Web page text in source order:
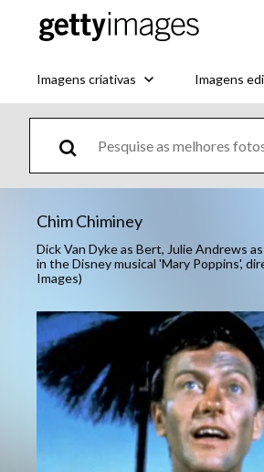
Imagens criativas Imagens
Chim Chiminey
Dick Van Dyke as Bert, Julie Andrews
in the Disney musical 'Mary Poppins',
Images)